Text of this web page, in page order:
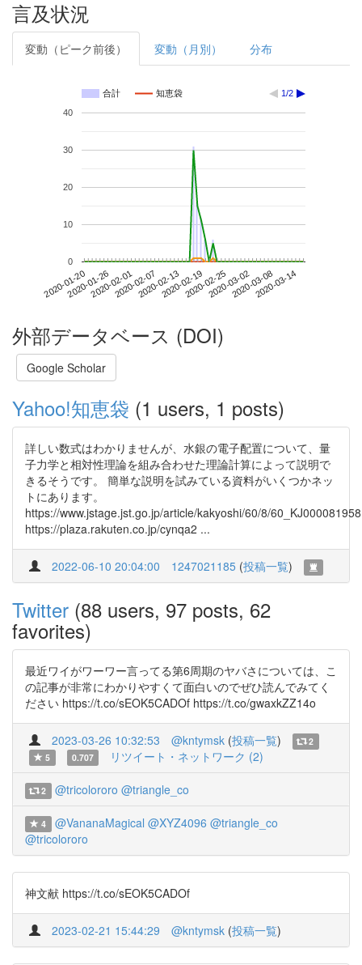
言及状況
変動（ピーク前後） 変動（月別） 分布
合計 知恵袋 1/2
2020-01-202020-01-262020-02-012020-02-072020-02-132020-02-192020-02-252020-03-022020-03-082020-03-14
0
10
20
30
40
外部データベース (DOI)
Google Scholar
Yahoo!知恵袋 (1 users, 1 posts)
詳しい数式はわかりませんが、水銀の電子配置について、量
子力学と相対性理論を組み合わせた理論計算によって説明で
きるそうです。 簡単な説明を試みている資料がいくつかネッ
トにあります。
https://www.jstage.jst.go.jp/article/kakyoshi/60/8/
https://plaza.rakuten.co.jp/cynqa2 ...
2022-06-10 20:04:00 1247021185 (投稿一覧)
Twitter (88 users, 97 posts, 62
favorites)
最近ワイがワーワー言ってる第6周期のヤバさについては、こ
の記事が非常にわかりやすくて面白いのでぜひ読んでみてく
ださい https://t.co/sEOK5CADOf https://t.co/gwaxkZZ14o
2023-03-26 10:32:53 @kntymsk (投稿一覧)
2
5
0.707 リツイート・ネットワーク (2)
2 @tricolororo @triangle_co
4 @VananaMagical @XYZ4096 @triangle_co
@tricolororo
神文献 https://t.co/sEOK5CADOf
2023-02-21 15:44:29 @kntymsk (投稿一覧)